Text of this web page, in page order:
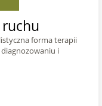
forma terapii
i